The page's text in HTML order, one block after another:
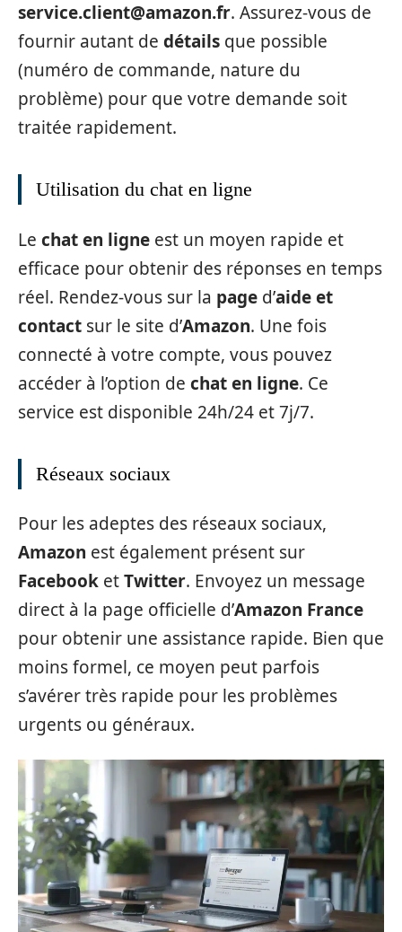
service.client@amazon.fr. Assurez-vous de
fournir autant de détails que possible
(numéro de commande, nature du
problème) pour que votre demande soit
traitée rapidement.
Utilisation du chat en ligne
Le chat en ligne est un moyen rapide et
efficace pour obtenir des réponses en temps
réel. Rendez-vous sur la page d’aide et
contact sur le site d’Amazon. Une fois
connecté à votre compte, vous pouvez
accéder à l’option de chat en ligne. Ce
service est disponible 24h/24 et 7j/7.
Réseaux sociaux
Pour les adeptes des réseaux sociaux,
Amazon est également présent sur
Facebook etTwitter. Envoyez un message
direct à la page officielle d’Amazon France
pour obtenir une assistance rapide. Bien que
moins formel, ce moyen peut parfois
s’avérer très rapide pour les problèmes
urgents ou généraux.